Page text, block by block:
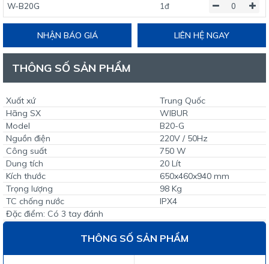
W-B20G 1đ
NHẬN BÁO GIÁ LIÊN HỆ NGAY
THÔNG SỐ SẢN PHẨM
Xuất xứ
Trung Quốc
Hãng SX
WIBUR
Model
B20-G
Nguồn điện
220V / 50Hz
Công suất
750 W
Dung tích
20 Lít
Kích thước
650x460x940 mm
Trọng lượng
98 Kg
TC chống nước
IPX4
Đặc điểm: Có 3 tay đánh
THÔNG SỐ SẢN PHẨM